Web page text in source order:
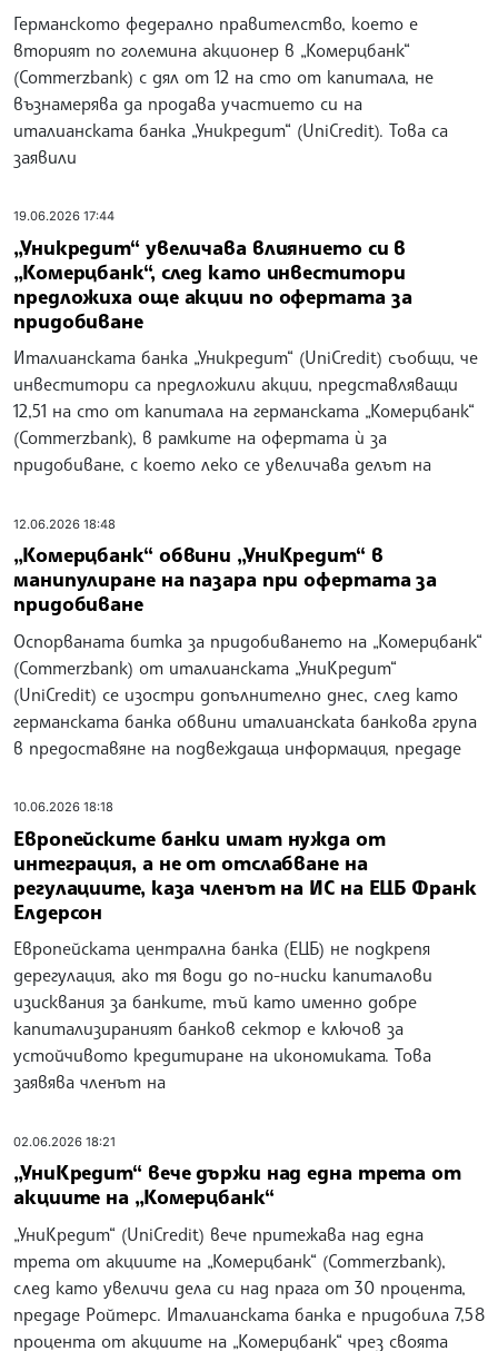
Германското федерално правителство, което е
вторият по големина акционер в „Комерцбанк“
(Commerzbank) с дял от 12 на сто от капитала, не
възнамерява да продава участието си на
италианската банка „Уникредит“ (UniCredit). Това са
заявили
19.06.2026 17:44
„Уникредит“ увеличава влиянието си в
„Комерцбанк“, след като инвеститори
предложиха още акции по офертата за
придобиване
Италианската банка „Уникредит“ (UniCredit) съобщи, че
инвеститори са предложили акции, представляващи
12,51 на сто от капитала на германската „Комерцбанк“
(Commerzbank), в рамките на офертата ѝ за
придобиване, с което леко се увеличава делът на
12.06.2026 18:48
„Комерцбанк“ обвини „УниКредит“ в
манипулиране на пазара при офертата за
придобиване
Оспорваната битка за придобиването на „Комерцбанк“
(Commerzbank) от италианската „УниКредит“
(UniCredit) се изостри допълнително днес, след като
германската банка обвини италианскata банкова група
в предоставяне на подвеждаща информация, предаде
10.06.2026 18:18
Европейските банки имат нужда от
интеграция, а не от отслабване на
регулациите, каза членът на ИС на ЕЦБ Франк
Елдерсон
Европейската централна банка (ЕЦБ) не подкрепя
дерегулация, ако тя води до по-ниски капиталови
изисквания за банките, тъй като именно добре
капитализираният банков сектор е ключов за
устойчивото кредитиране на икономиката. Това
заявява членът на
02.06.2026 18:21
„УниКредит“ вече държи над една трета от
акциите на „Комерцбанк“
„УниКредит“ (UniCredit) вече притежава над една
трета от акциите на „Комерцбанк“ (Commerzbank),
след като увеличи дела си над прага от 30 процента,
предаде Ройтерс. Италианската банка е придобила 7,58
процента от акциите на „Комерцбанк“ чрез своята